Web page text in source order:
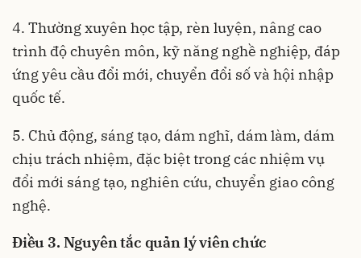
4. Thường xuyên học tập, rèn luyện, nâng cao
trình độ chuyên môn, kỹ năng nghề nghiệp, đáp
ứng yêu cầu đổi mới, chuyển đổi số và hội nhập
quốc tế.
5. Chủ động, sáng tạo, dám nghĩ, dám làm, dám
chịu trách nhiệm, đặc biệt trong các nhiệm vụ
đổi mới sáng tạo, nghiên cứu, chuyển giao công
nghệ.
Điều 3. Nguyên tắc quản lý viên chức